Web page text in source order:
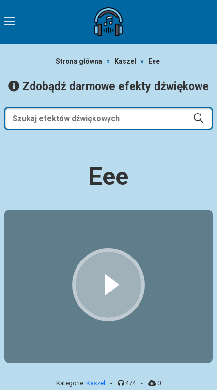
Strona główna » Kaszel » Eee
Zdobądź darmowe efekty dźwiękowe
Eee
Kategorie: Kaszel - 474 - 0